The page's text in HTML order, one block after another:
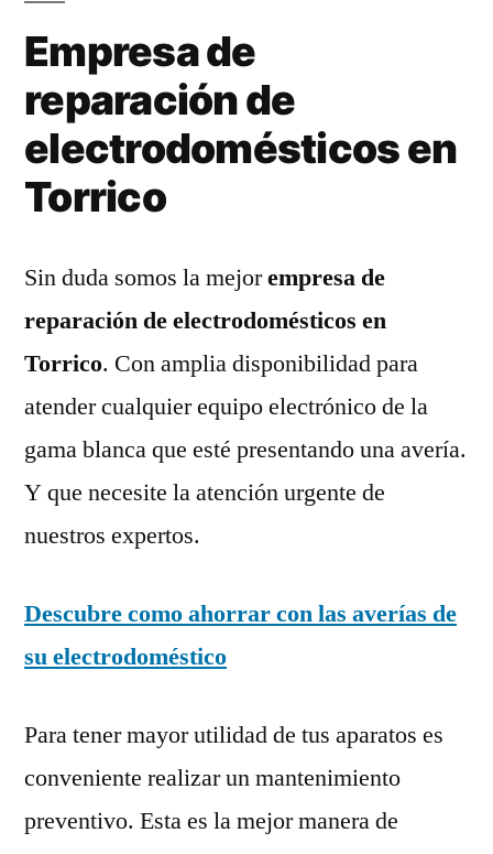
Empresa de
reparación de
electrodomésticos en
Torrico
Sin duda somos la mejorempresa de
reparación de electrodomésticos en
Torrico. Con amplia disponibilidad para
atender cualquier equipo electrónico de la
gama blanca que esté presentando una avería.
Y que necesite la atención urgente de
nuestros expertos.
Descubre como ahorrar con las averías de
su electrodoméstico
Para tener mayor utilidad de tus aparatos es
conveniente realizar un mantenimiento
preventivo. Esta es la mejor manera de